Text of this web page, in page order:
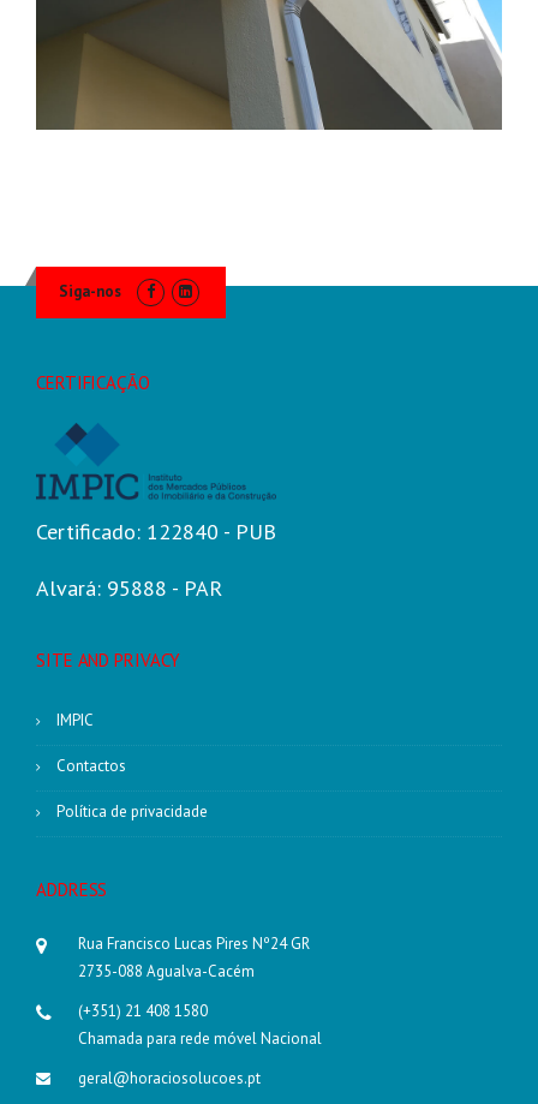
Siga-nos
CERTIFICAÇÃO
Certificado: 122840 - PUB
Alvará: 95888 - PAR
SITE AND PRIVACY
IMPIC
Contactos
Política de privacidade
ADDRESS
Rua Francisco Lucas Pires Nº24 GR
2735-088 Agualva-Cacém
(+351) 21 408 1580
Chamada para rede móvel Nacional
geral@horaciosolucoes.pt